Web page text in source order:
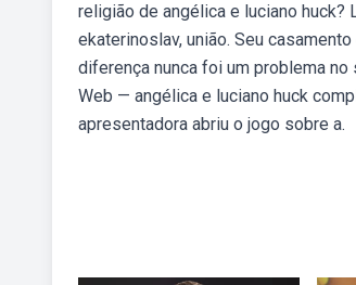
religião de angélica e luciano huck?
ekaterinoslav, união. Seu
diferença nunca foi um problema no
Web — angélica e luciano huck
apresentadora abriu o jogo sobre a.